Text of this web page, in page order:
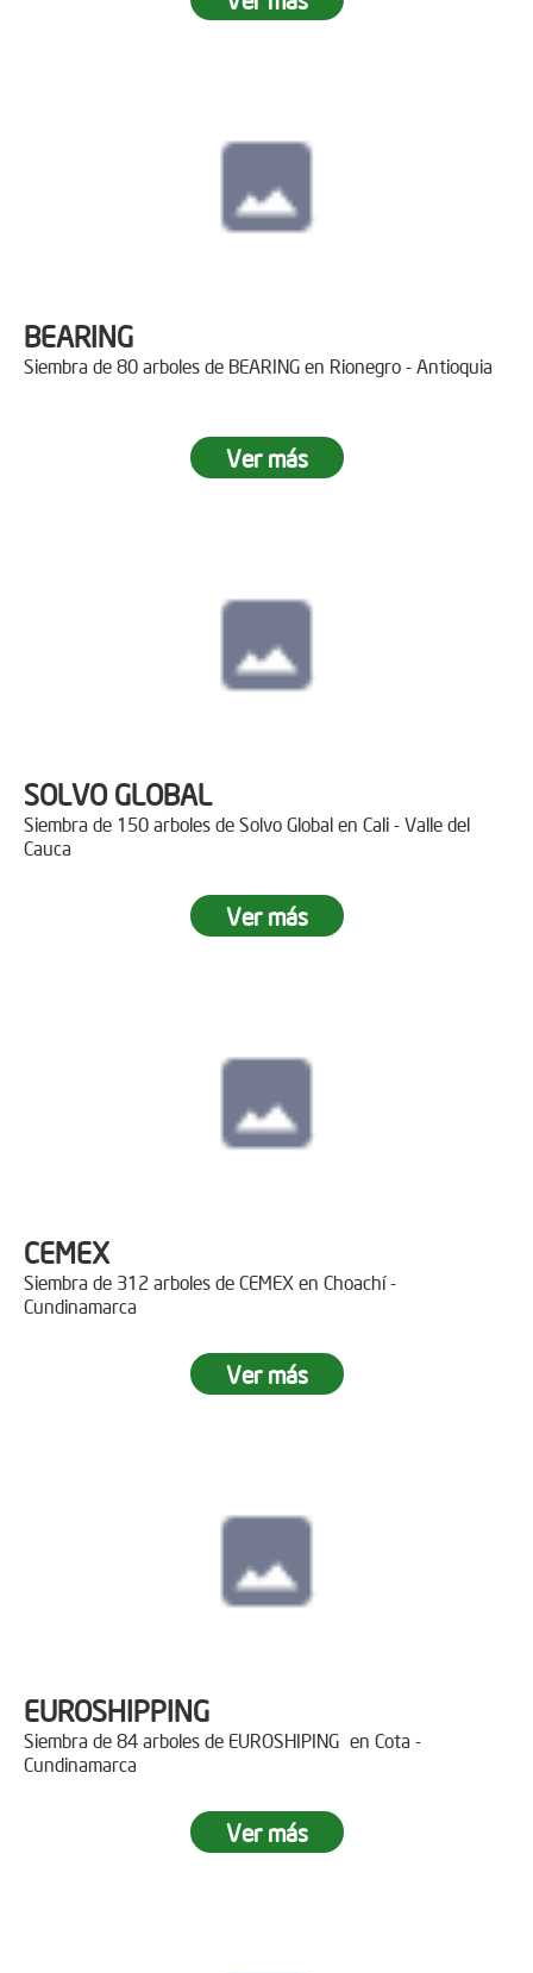
BEARING
Siembra de 80 arboles de BEARING en Rionegro - Antioquia
Ver más
SOLVO GLOBAL
Siembra de 150 arboles de Solvo Global en Cali - Valle del
Cauca
Ver más
CEMEX
Siembra de 312 arboles de CEMEX en Choachí -
Cundinamarca
Ver más
EUROSHIPPING
Siembra de 84 arboles de EUROSHIPING en Cota -
Cundinamarca
Ver más